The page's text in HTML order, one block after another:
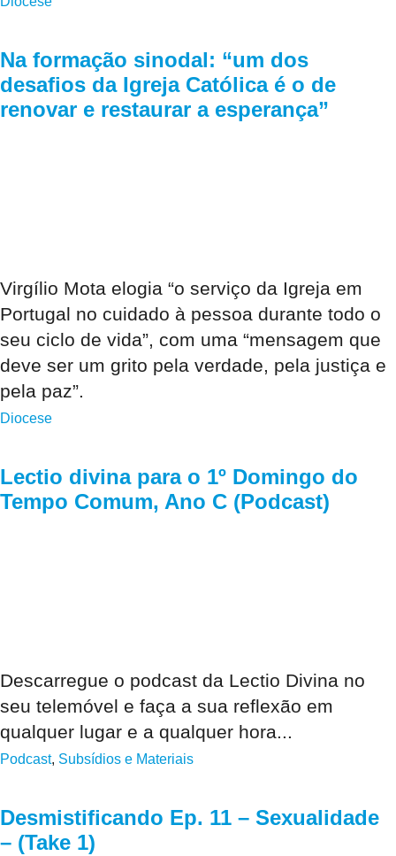
Na formação sinodal: “um dos
desafios da Igreja Católica é o de
renovar e restaurar a esperança”
Virgílio Mota elogia “o serviço da Igreja em
Portugal no cuidado à pessoa durante todo o
seu ciclo de vida”, com uma “mensagem que
deve ser um grito pela verdade, pela justiça e
pela paz”.
Diocese
Lectio divina para o 1º Domingo do
Tempo Comum, Ano C (Podcast)
Descarregue o podcast da Lectio Divina no
seu telemóvel e faça a sua reflexão em
qualquer lugar e a qualquer hora...
Podcast, Subsídios e Materiais
Desmistificando Ep. 11 – Sexualidade
– (Take 1)